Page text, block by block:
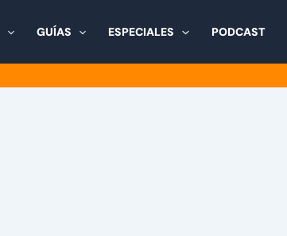
GUÍAS ESPECIALES PODCAST